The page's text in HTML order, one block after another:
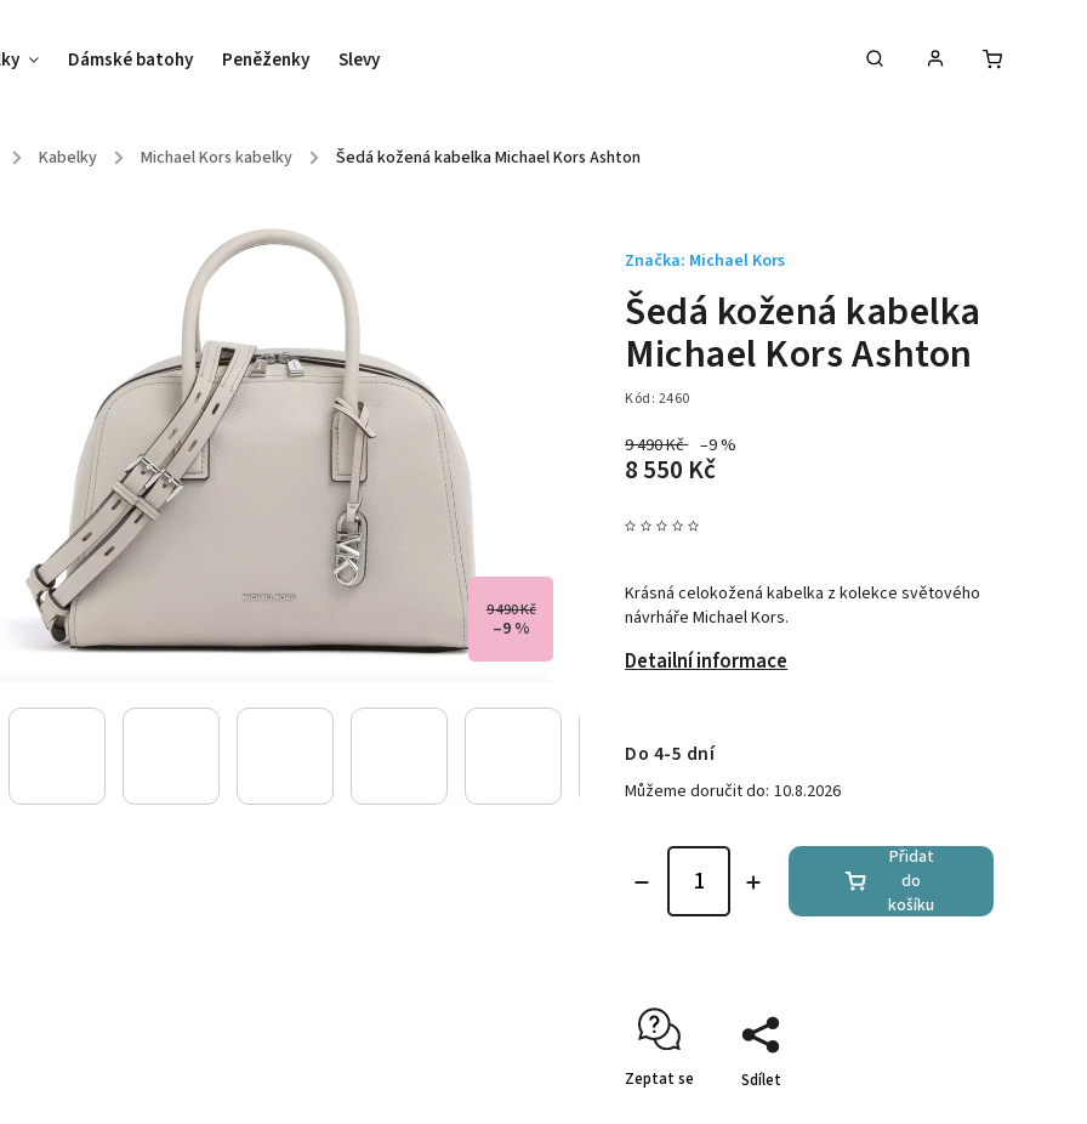
Dámské batohy Peněženky Slevy
/ Kabelky / Michael Kors kabelky / Šedá kožená kabelka Michael Kors Ashton
9 490 Kč
–9 %
Šedá kožená kabelka
Michael Kors Ashton
Kód: 2460
9 490 Kč –9 %
8 550 Kč
Krásná celokožená kabelka z kolekce světového
návrháře Michael Kors.
Detailní informace
Značka: Michael Kors
Do 4-5 dní
Můžeme doručit do: 10.8.2026
Přidat
do
košíku
Zeptat se Sdílet